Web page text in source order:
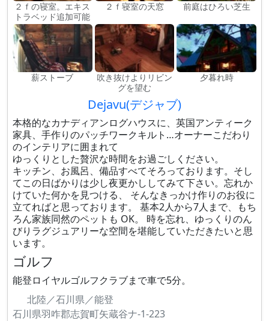
２ｆの寝室。エキス
トラベッド追加可能
２ｆ寝室の天窓 前庭はひろい芝生
薪ストーブ
吹き抜けよりリビン
グを望む
夕暮れ時
Dejavu(デジャブ)
本格的なカナディアンログハウスに、英国アンティーク
家具、手作りのパッチワークキルト…オーナーこだわり
のインテリアに囲まれて
ゆっくりとした贅沢な時間をお過ごしください。
キッチン、お風呂、備品すべてそろっております。そし
てこの日ばかりは少し夜更かししてみて下さい。忘れか
けていた何かを見つける、 そんなきっかけ作りのお役に
立てればと思っております。 基本2人から7人まで、もち
ろん家族同然のペットも OK。 時を忘れ、ゆっくりのん
びりラグジュアリーな空間を堪能していただきたいと思
います。
ゴルフ
能登ロイヤルゴルフクラブまで車で5分。
北陸／石川県／能登
石川県羽咋郡志賀町矢蔵谷ナ-1-223